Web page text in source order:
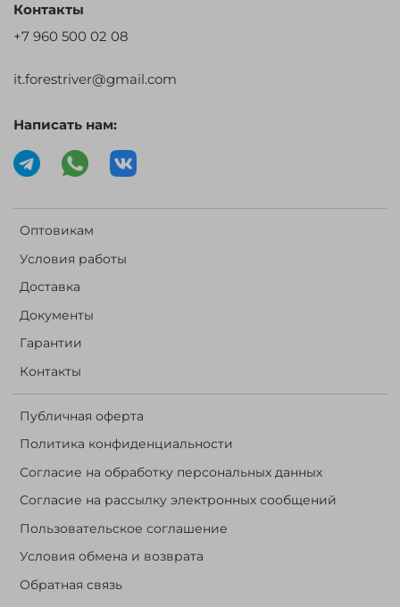
Оптовикам
Условия работы
Доставка
Документы
Гарантии
Контакты
Публичная оферта
Политика конфиденциальности
Согласие на обработку персональных данных
Согласие на рассылку электронных сообщений
Пользовательское соглашение
Условия обмена и возврата
Обратная связь
Контакты
+7 960 500 02 08
it.forestriver@gmail.com
Написать нам: